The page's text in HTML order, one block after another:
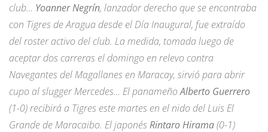
club… Yoanner Negrín, lanzador derecho que se encontraba
con Tigres de Aragua desde el Día Inaugural, fue extraído
del roster activo del club. La medida, tomada luego de
aceptar dos carreras el domingo en relevo contra
Navegantes del Magallanes en Maracay, sirvió para abrir
cupo al slugger Mercedes… El panameñoAlberto Guerrero
(1-0) recibirá a Tigres este martes en el nido del Luis El
Grande de Maracaibo. El japonésRintaro Hirama(0-1)